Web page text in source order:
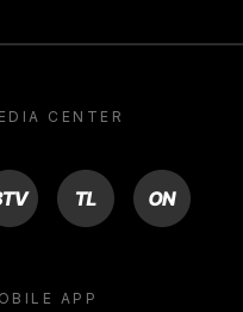
CENTER
TL ON
APP